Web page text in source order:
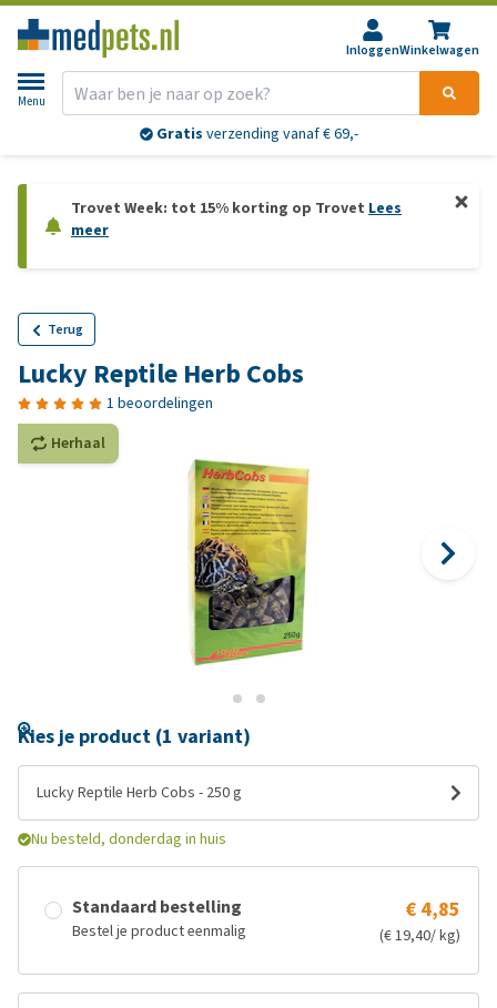
InloggenWinkelwagen
Menu
Gratis verzending vanaf € 69,-
Trovet Week: tot 15% korting op Trovet Lees
meer
Terug
Lucky Reptile Herb Cobs
1 beoordelingen
Herhaal
Kies je product (1 variant)
Lucky Reptile Herb Cobs - 250 g
Nu besteld, donderdag in huis
Standaard bestelling
Bestel je product eenmalig
€ 4,85
(€ 19,40/ kg)